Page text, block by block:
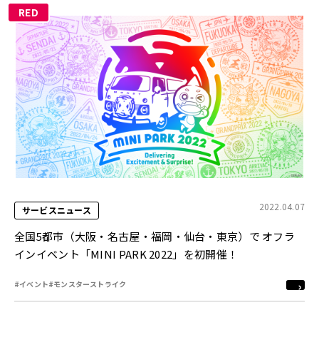
RED
サービスニュース 2022.04.07
全国5都市（大阪・名古屋・福岡・仙台・東京）で オフラ
インイベント「MINI PARK 2022」を初開催！
#イベント#モンスターストライク